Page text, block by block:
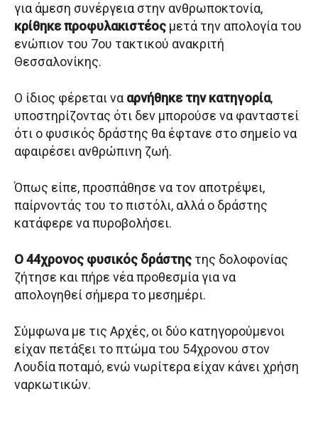
για άμεση συνέργεια στην ανθρωποκτονία,
κρίθηκε προφυλακιστέος μετά την απολογία του
ενώπιον του 7ου τακτικού ανακριτή
Θεσσαλονίκης.
Ο ίδιος φέρεται νααρνήθηκε την κατηγορία,
υποστηρίζοντας ότι δεν μπορούσε να φανταστεί
ότι ο φυσικός δράστης θα έφτανε στο σημείο να
αφαιρέσει ανθρώπινη ζωή.
Όπως είπε, προσπάθησε να τον αποτρέψει,
παίρνοντάς του το πιστόλι, αλλά ο δράστης
κατάφερε να πυροβολήσει.
Ο 44χρονος φυσικός δράστης της δολοφονίας
ζήτησε και πήρε νέα προθεσμία για να
απολογηθεί σήμερα το μεσημέρι.
Σύμφωνα με τις Αρχές, οι δύο κατηγορούμενοι
είχαν πετάξει το πτώμα του 54χρονου στον
Λουδία ποταμό, ενώ νωρίτερα είχαν κάνει χρήση
ναρκωτικών.